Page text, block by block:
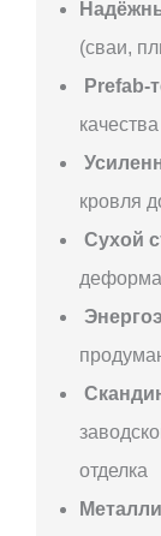
(сваи,
Prefab-
качества
кровля
Сухой
отделка